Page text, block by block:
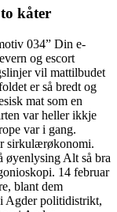
kåter
034” Din e-
og escort
vil mattilbudet
er så bredt og
mat som en
var heller ikkje
var i gang.
sirkulærøkonomi.
Alt så bra
14 februar
blant dem
Agder politidistrikt,